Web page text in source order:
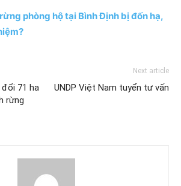
phòng hộ tại Bình Định bị đốn hạ,
đổi 71 ha
rừng
Next article
UNDP Việt Nam tuyển tư vấn